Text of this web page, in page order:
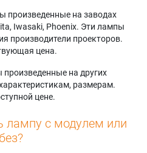
произведенные на заводах
Iwasaki, Phoenix. Эти лампы
производители проекторов.
цена.
на других
размерам.
цене.
лампу с модулем или
без?